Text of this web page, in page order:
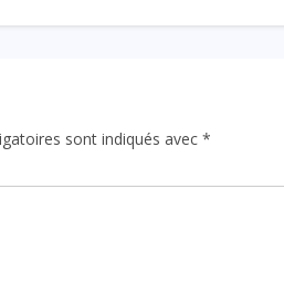
sont indiqués avec *